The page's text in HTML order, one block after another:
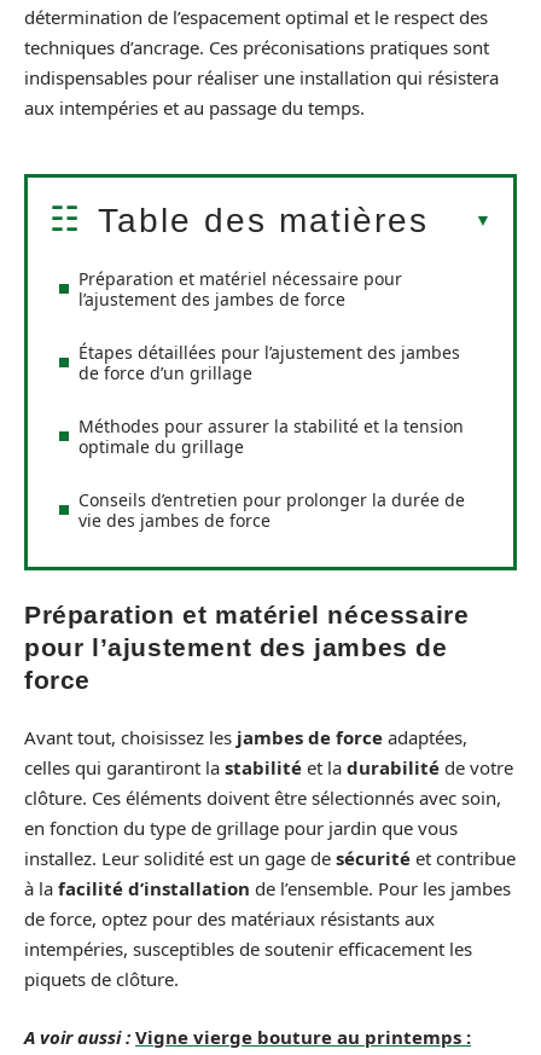
détermination de l’espacement optimal et le respect des
techniques d’ancrage. Ces préconisations pratiques sont
indispensables pour réaliser une installation qui résistera
aux intempéries et au passage du temps.
Table des matières
Préparation et matériel nécessaire pour
l’ajustement des jambes de force
Étapes détaillées pour l’ajustement des jambes
de force d’un grillage
Méthodes pour assurer la stabilité et la tension
optimale du grillage
Conseils d’entretien pour prolonger la durée de
vie des jambes de force
Préparation et matériel nécessaire
pour l’ajustement des jambes de
force
Avant tout, choisissez les jambes de force adaptées,
celles qui garantiront la stabilité et la durabilité de votre
clôture. Ces éléments doivent être sélectionnés avec soin,
en fonction du type de grillage pour jardin que vous
installez. Leur solidité est un gage de sécurité et contribue
à la facilité d’installation de l’ensemble. Pour les jambes
de force, optez pour des matériaux résistants aux
intempéries, susceptibles de soutenir efficacement les
piquets de clôture.
A voir aussi : Vigne vierge bouture au printemps :